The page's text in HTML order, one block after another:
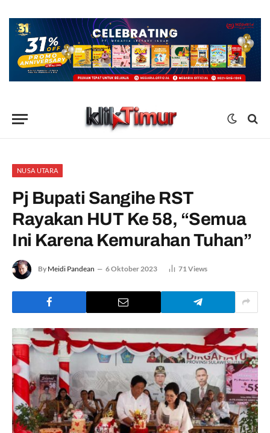
NUSA UTARA
Pj Bupati Sangihe RST
Rayakan HUT Ke 58, “Semua
Ini Karena Kemurahan Tuhan”
By Meidi Pandean 6 Oktober 2023 71 Views